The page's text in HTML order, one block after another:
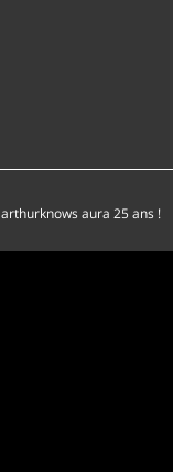
arthurknows aura 25 ans !